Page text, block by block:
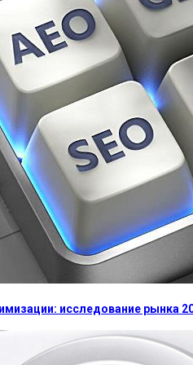
исследование рынка